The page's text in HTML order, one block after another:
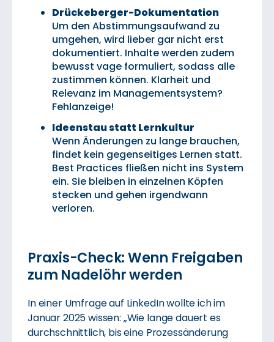
Drückeberger-Dokumentation
Um den Abstimmungsaufwand zu
umgehen, wird lieber gar nicht erst
dokumentiert. Inhalte werden zudem
bewusst vage formuliert, sodass alle
zustimmen können. Klarheit und
Relevanz im Managementsystem?
Fehlanzeige!
Ideenstau statt Lernkultur
Wenn Änderungen zu lange brauchen,
findet kein gegenseitiges Lernen statt.
Best Practices fließen nicht ins System
ein. Sie bleiben in einzelnen Köpfen
stecken und gehen irgendwann
verloren.
Praxis-Check: Wenn Freigaben
zum Nadelöhr werden
In einer Umfrage auf LinkedIn wollte ich im
Januar 2025 wissen: „Wie lange dauert es
durchschnittlich, bis eine Prozessänderung